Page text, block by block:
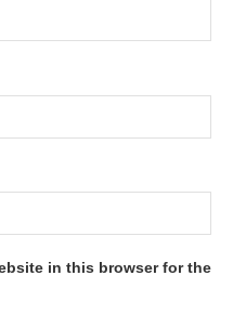
in this browser for the